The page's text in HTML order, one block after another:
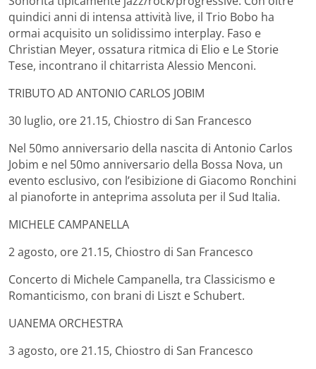
quindici anni di intensa attività live, il Trio Bobo ha
ormai acquisito un solidissimo interplay. Faso e
Christian Meyer, ossatura ritmica di Elio e Le Storie
Tese, incontrano il chitarrista Alessio Menconi.
TRIBUTO AD ANTONIO CARLOS JOBIM
30 luglio, ore 21.15, Chiostro di San Francesco
Nel 50mo anniversario della nascita di Antonio Carlos
Jobim e nel 50mo anniversario della Bossa Nova, un
evento esclusivo, con l’esibizione di Giacomo Ronchini
al pianoforte in anteprima assoluta per il Sud Italia.
MICHELE CAMPANELLA
2 agosto, ore 21.15, Chiostro di San Francesco
Concerto di Michele Campanella, tra Classicismo e
Romanticismo, con brani di Liszt e Schubert.
UANEMA ORCHESTRA
3 agosto, ore 21.15, Chiostro di San Francesco